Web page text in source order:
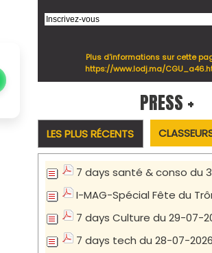
Plus d'informations sur cette
https://www.lodj.ma/
PRESS +
LES PLUS RÉCENTS
7 days santé & conso du
I-MAG-Spécial Fête du
7 days Culture du 29-07-
7 days tech du 28-07-2026